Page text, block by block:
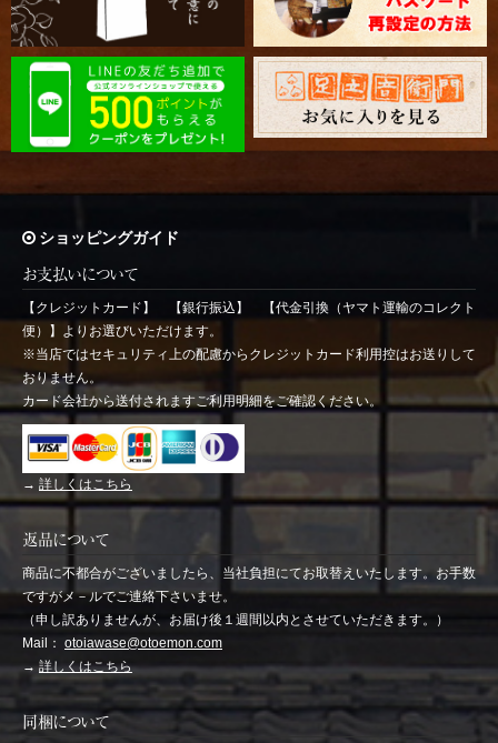
ショッピングガイド
お支払いについて
【クレジットカード】 【銀行振込】 【代金引換（ヤマト運輸のコレクト
便）】よりお選びいただけます。
※当店ではセキュリティ上の配慮からクレジットカード利用控はお送りして
おりません。
カード会社から送付されますご利用明細をご確認ください。
→ 詳しくはこちら
返品について
商品に不都合がございましたら、当社負担にてお取替えいたします。お手数
ですがメ－ルでご連絡下さいませ。
（申し訳ありませんが、お届け後１週間以内とさせていただきます。）
Mail： otoiawase@otoemon.com
→詳しくはこちら
同梱について